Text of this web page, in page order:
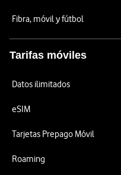
Fibra, móvil y fútbol
Tarifas móviles
Datos ilimitados
eSIM
Tarjetas Prepago Móvil
Roaming